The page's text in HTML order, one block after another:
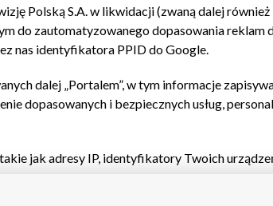
Polską S.A. w likwidacji (zwaną dalej również
do zautomatyzowanego dopasowania reklam
nas identyfikatora PPID do Google.
dalej „Portalem”, w tym informacje
dopasowanych i bezpiecznych usług,
jak adresy IP, identyfikatory Twoich
do nich, wyboru podstawowych reklam,